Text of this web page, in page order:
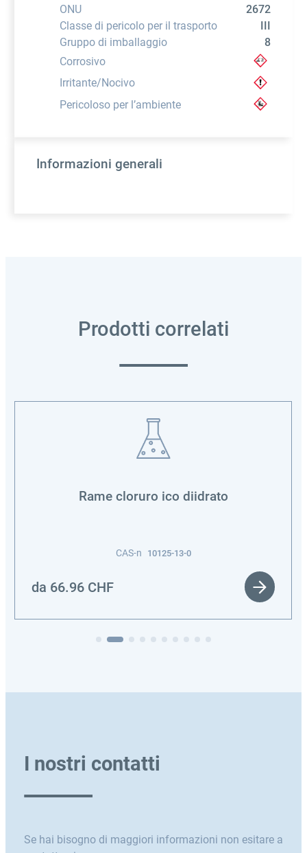
ONU
2672
Classe di pericolo per il trasporto
III
Gruppo di imballaggio
8
Corrosivo
Irritante/Nocivo
Pericoloso per l’ambiente
Informazioni generali
Prodotti correlati
Rame cloruro ico diidrato
CAS-n 10125-13-0
da 66.96 CHF
I nostri contatti
Se hai bisogno di maggiori informazioni non esitare a